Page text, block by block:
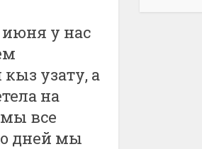
у нас
узату, а
на
мы все
дней мы